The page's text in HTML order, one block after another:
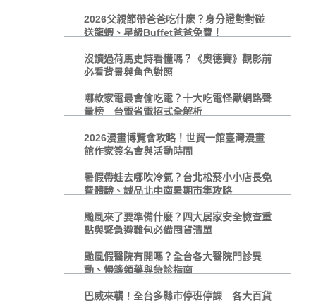
2026父親節帶爸爸吃什麼？身分證對對碰
送龍蝦、星級Buffet爸爸免費！
沒讀過荷馬史詩看懂嗎？《奧德賽》觀影前
必看背景與角色對照
哪款家電最會偷吃電？十大吃電怪獸網路聲
量榜 台電省電招式全解析
2026漫畫博覽會攻略！世貿一館臺灣漫畫
館作家簽名會與活動時間
暑假帶娃去哪吹冷氣？台北松菸小小店長免
費體驗、誠品北中南暑期市集攻略
颱風來了要準備什麼？四大居家安全檢查重
點與緊急避難包必備囤貨清單
颱風假醫院有開嗎？全台各大醫院門診異
動、慢箋領藥與急診指南
巴威來襲！全台多縣市停班停課 各大百貨